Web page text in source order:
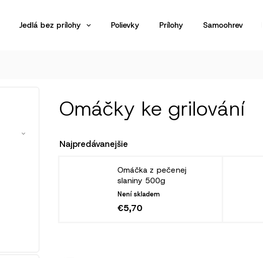
Jedlá bez prílohy Polievky Prílohy Samoohrev
Omáčky ke grilování
Najpredávanejšie
Omáčka z pečenej
slaniny 500g
Není skladem
€5,70